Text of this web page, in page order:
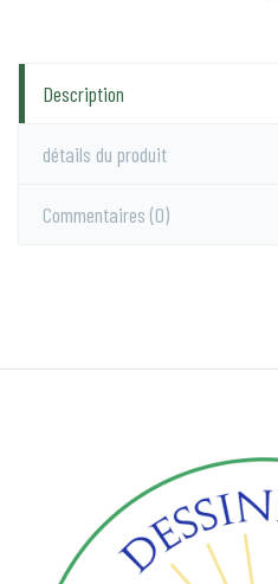
Description
détails du produit
Commentaires (0)